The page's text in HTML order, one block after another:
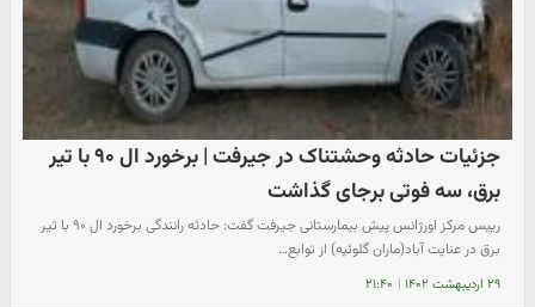
جزئیات حادثه وحشتناک در جیرفت | برخورد ال ۹۰ با تیر
برق، سه فوتی برجای گذاشت
رییس مرکز اورژانس پیش بیمارستانی جیرفت گفت: حادثه رانندگی برخورد ال ۹۰ با تیر
برق در عنایت آباد(ماران گلوئیه) از توابع…
۲۹ اردیبهشت ۱۴۰۲ | ۲۱:۴۰